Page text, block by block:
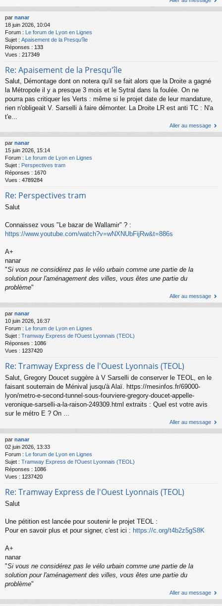
par nanar
18 juin 2026, 10:04
Forum : Le forum de Lyon en Lignes
Sujet : Apaisement de la Presqu'île
Réponses : 133
Vues : 217349
Re: Apaisement de la Presqu'île
Salut, Démontage dont on notera qu'il se fait alors que la Droite a gagné
la Métropole il y a presque 3 mois et le Sytral dans la foulée. On ne
pourra pas critiquer les Verts : même si le projet date de leur mandature,
rien n'obligeait V. Sarselli à faire démonter. La Droite LR est anti TC : N'a
t'e...
Aller au message
par nanar
15 juin 2026, 15:14
Forum : Le forum de Lyon en Lignes
Sujet : Perspectives tram
Réponses : 1670
Vues : 4789284
Re: Perspectives tram
Salut
Connaissez vous "Le bazar de Wallamir" ? :
https://www.youtube.com/watch?v=wNXNUbFijRw&t=886s
A+
nanar
"Si vous ne considérez pas le vélo urbain comme une partie de la
solution pour l'aménagement des villes, vous êtes une partie du
problème"
Aller au message
par nanar
10 juin 2026, 16:37
Forum :
Le forum de Lyon en Lignes
Sujet : Tramway Express de l'Ouest Lyonnais (TEOL)
Réponses : 1086
Vues : 1237420
Re: Tramway Express de l'Ouest Lyonnais (TEOL)
Salut, Gregory Doucet suggère à V Sarselli de conserver le TEOL, en le
faisant souterrain de Ménival jusqu'à Alaï. https://mesinfos.fr/69000-
lyon/metro-e-second-tunnel-sous-fourviere-gregory-doucet-appelle-
veronique-sarselli-a-la-raison-249309.html extraits : Quel est votre avis
sur le métro E ? On ...
Aller au message
par nanar
02 juin 2026, 13:33
Forum : Le forum de Lyon en Lignes
Sujet : Tramway Express de l'Ouest Lyonnais (TEOL)
Réponses : 1086
Vues : 1237420
Re: Tramway Express de l'Ouest Lyonnais (TEOL)
Salut
Une pétition est lancée pour soutenir le projet TEOL :
Pour en savoir plus et pour signer, c'est ici : https://c.org/t4b2z5gS8K
A+
nanar
"Si vous ne considérez pas le vélo urbain comme une partie de la
solution pour l'aménagement des villes, vous êtes une partie du
problème"
Aller au message